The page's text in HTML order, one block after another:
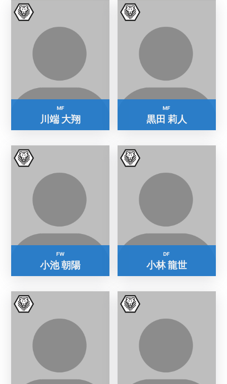
MF
川端 大翔
MF
黒田 莉人
FW
小池 朝陽
DF
小林 龍世